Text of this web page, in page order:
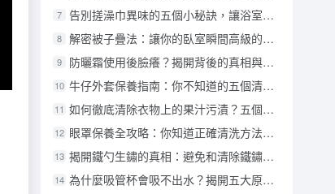
7 告別搓澡巾異味的五個小秘訣，讓浴室清新無比！
8 解密被子疊法：讓你的臥室瞬間高級的五個步驟
9 防曬霜使用後臉癢？揭開背後的真相與解決方案！
10 牛仔外套保養指南：你不知道的五個清洗技巧
11 如何徹底清除衣物上的果汁污漬？五個專家推薦的方法！
12 眼罩保養全攻略：你知道正確清洗方法嗎？
13 揭開鐵勺生鏽的真相：避免和清除鐵鏽的五個有效方法
14 為什麼吸管杯會吸不出水？揭開五大原因與解決方法！